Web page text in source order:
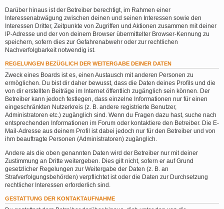
Darüber hinaus ist der Betreiber berechtigt, im Rahmen einer
Interessenabwägung zwischen deinen und seinen Interessen sowie den
Interessen Dritter, Zeitpunkte von Zugriffen und Aktionen zusammen mit deiner
IP-Adresse und der von deinem Browser übermittelter Browser-Kennung zu
speichern, sofern dies zur Gefahrenabwehr oder zur rechtlichen
Nachverfolgbarkeit notwendig ist.
REGELUNGEN BEZÜGLICH DER WEITERGABE DEINER DATEN
Zweck eines Boards ist es, einen Austausch mit anderen Personen zu
ermöglichen. Du bist dir daher bewusst, dass die Daten deines Profils und die
von dir erstellten Beiträge im Internet öffentlich zugänglich sein können. Der
Betreiber kann jedoch festlegen, dass einzelne Informationen nur für einen
eingeschränkten Nutzerkreis (z. B. andere registrierte Benutzer,
Administratoren etc.) zugänglich sind. Wenn du Fragen dazu hast, suche nach
entsprechenden Informationen im Forum oder kontaktiere den Betreiber. Die E-
Mail-Adresse aus deinem Profil ist dabei jedoch nur für den Betreiber und von
ihm beauftragte Personen (Administratoren) zugänglich.
Andere als die oben genannten Daten wird der Betreiber nur mit deiner
Zustimmung an Dritte weitergeben. Dies gilt nicht, sofern er auf Grund
gesetzlicher Regelungen zur Weitergabe der Daten (z. B. an
Strafverfolgungsbehörden) verpflichtet ist oder die Daten zur Durchsetzung
rechtlicher Interessen erforderlich sind.
GESTATTUNG DER KONTAKTAUFNAHME